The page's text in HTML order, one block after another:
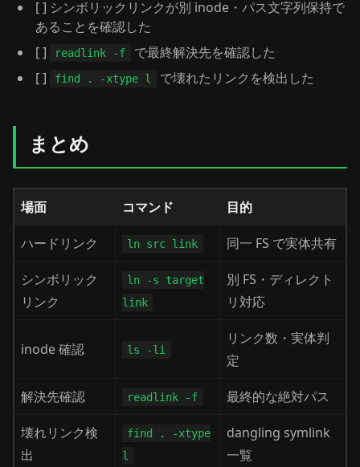
[ ] シンボリックリンクが別 inode・パス文字列保持で
あることを確認した
[ ]
readlink -f
で最終解決先を確認した
[ ]
find . -xtype l で壊れたリンクを検出した
まとめ
場面 コマンド 目的
ハードリンク ln src link 同一 FS で実体共有
シンボリック
リンク
ln -s target
link
別 FS・ディレクト
リ対応
inode 確認 ls -li
リンク数・実体判
定
解決先確認 readlink -f 最終的な絶対パス
壊れリンク検
出
find . -xtype
l
dangling symlink
一覧